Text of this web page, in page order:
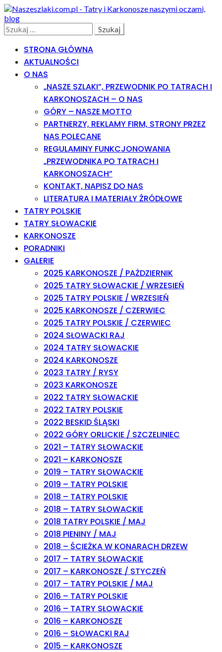
Skip
to
navigation
Skip
to
content
Search
Szukaj:
STRONA GŁÓWNA
AKTUALNOŚCI
O NAS
„NASZE SZLAKI”, PRZEWODNIK PO TATRACH I
KARKONOSZACH – O NAS
GÓRY – NASZE MOTTO
PARTNERZY, REKLAMY FIRM, STRONY PRZEZ
NAS POLECANE
REGULAMINY FUNKCJONOWANIA
„PRZEWODNIKA PO TATRACH I
KARKONOSZACH”
KONTAKT, NAPISZ DO NAS
LITERATURA I MATERIAŁY ŹRÓDŁOWE
TATRY POLSKIE
TATRY SŁOWACKIE
KARKONOSZE
PORADNIKI
GALERIE
2025 KARKONOSZE / PAŻDZIERNIK
2025 TATRY SŁOWACKIE / WRZESIEŃ
2025 TATRY POLSKIE / WRZESIEŃ
2025 KARKONOSZE / CZERWIEC
2025 TATRY POLSKIE / CZERWIEC
2024 SŁOWACKI RAJ
2024 TATRY SŁOWACKIE
2024 KARKONOSZE
2023 TATRY / RYSY
2023 KARKONOSZE
2022 TATRY SŁOWACKIE
2022 TATRY POLSKIE
2022 BESKID ŚLĄSKI
2022 GÓRY ORLICKIE / SZCZELINIEC
2021 – TATRY SŁOWACKIE
2021 – KARKONOSZE
2019 – TATRY SŁOWACKIE
2019 – TATRY POLSKIE
2018 – TATRY POLSKIE
2018 – TATRY SŁOWACKIE
2018 TATRY POLSKIE / MAJ
2018 PIENINY / MAJ
2018 – ŚCIEŻKA W KONARACH DRZEW
2017 – TATRY SŁOWACKIE
2017 – KARKONOSZE / STYCZEŃ
2017 – TATRY POLSKIE / MAJ
2016 – TATRY POLSKIE
2016 – TATRY SŁOWACKIE
2016 – KARKONOSZE
2016 – SŁOWACKI RAJ
2015 – KARKONOSZE